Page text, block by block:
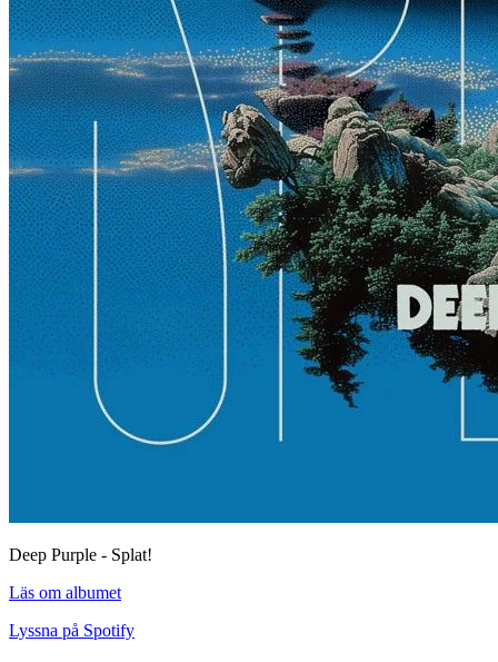
Deep Purple - Splat!
Läs om albumet
Lyssna på Spotify